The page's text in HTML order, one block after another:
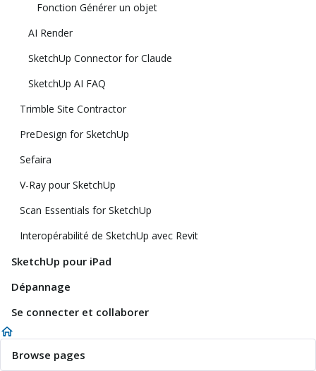
Fonction Générer un objet
AI Render
SketchUp Connector for Claude
SketchUp AI FAQ
Trimble Site Contractor
PreDesign for SketchUp
Sefaira
V-Ray pour SketchUp
Scan Essentials for SketchUp
Interopérabilité de SketchUp avec Revit
SketchUp pour iPad
Dépannage
Se connecter et collaborer
Browse pages